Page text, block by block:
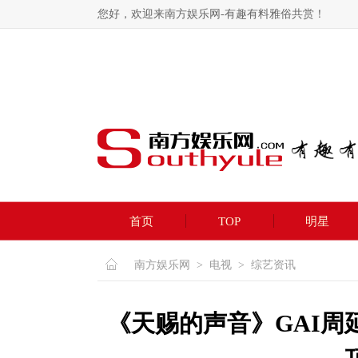
您好，欢迎来南方娱乐网-有趣有料雅俗共赏！
首页 TOP 明星
南方娱乐网 > 电视 > 综艺资讯
《天赐的声音》GAI